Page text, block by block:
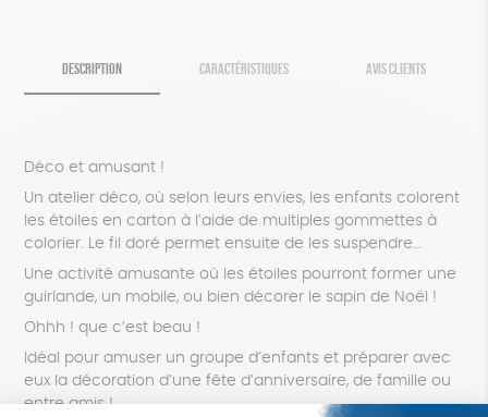
DESCRIPTION CARACTÉRISTIQUES AVIS CLIENTS
Déco et amusant !
Un atelier déco, où selon leurs envies, les enfants colorent
les étoiles en carton à l’aide de multiples gommettes à
colorier. Le fil doré permet ensuite de les suspendre…
Une activité amusante où les étoiles pourront former une
guirlande, un mobile, ou bien décorer le sapin de Noël !
Ohhh ! que c’est beau !
Idéal pour amuser un groupe d’enfants et préparer avec
eux la décoration d’une fête d’anniversaire, de famille ou
entre amis !